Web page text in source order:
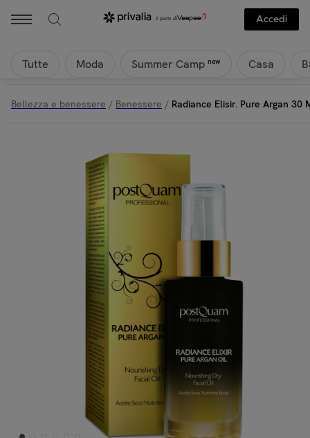
Accedi
Tutte Moda Summer Camp new Casa
Bellezza e benessere / Benessere / Radiance Elisir. Pure Argan 30